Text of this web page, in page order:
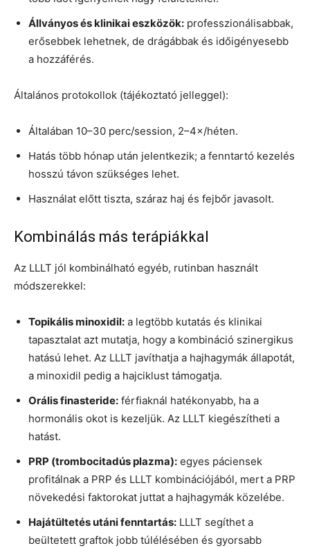
Állványos és klinikai eszközök: professzionálisabbak,
erősebbek lehetnek, de drágábbak és időigényesebb
a hozzáférés.
Általános protokollok (tájékoztató jelleggel):
Általában 10–30 perc/session, 2–4×/héten.
Hatás több hónap után jelentkezik; a fenntartó kezelés
hosszú távon szükséges lehet.
Használat előtt tiszta, száraz haj és fejbőr javasolt.
Kombinálás más terápiákkal
Az LLLT jól kombinálható egyéb, rutinban használt
módszerekkel:
Topikális minoxidil: a legtöbb kutatás és klinikai
tapasztalat azt mutatja, hogy a kombináció szinergikus
hatású lehet. Az LLLT javíthatja a hajhagymák állapotát,
a minoxidil pedig a hajciklust támogatja.
Orális finasteride: férfiaknál hatékonyabb, ha a
hormonális okot is kezeljük. Az LLLT kiegészítheti a
hatást.
PRP (trombocitadús plazma): egyes páciensek
profitálnak a PRP és LLLT kombinációjából, mert a PRP
növekedési faktorokat juttat a hajhagymák közelébe.
Hajátültetés utáni fenntartás: LLLT segíthet a
beültetett graftok jobb túlélésében és gyorsabb